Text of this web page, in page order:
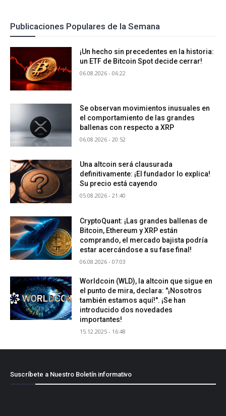
Publicaciones Populares de la Semana
¡Un hecho sin precedentes en la historia:
un ETF de Bitcoin Spot decide cerrar!
06.08.2026 - 06:22
Se observan movimientos inusuales en
el comportamiento de las grandes
ballenas con respecto a XRP
06.08.2026 - 20:52
Una altcoin será clausurada
definitivamente: ¡El fundador lo explica!
Su precio está cayendo
05.08.2026 - 21:40
CryptoQuant: ¡Las grandes ballenas de
Bitcoin, Ethereum y XRP están
comprando, el mercado bajista podría
estar acercándose a su fase final!
06.08.2026 - 07:03
Worldcoin (WLD), la altcoin que sigue en
el punto de mira, declara: "¡Nosotros
también estamos aquí!". ¡Se han
introducido dos novedades
importantes!
15.12.2025 - 16:48
Suscríbete a Nuestro Boletín informativo